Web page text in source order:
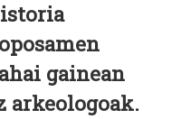
gainean
arkeologoak.